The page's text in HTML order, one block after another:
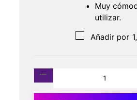
Muy
utilizar.
Añadir por